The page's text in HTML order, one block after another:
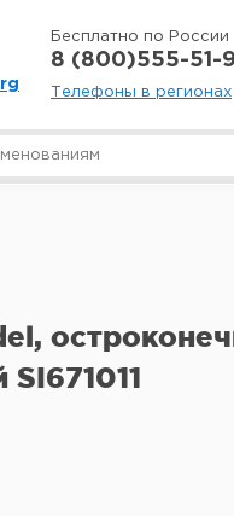
Бесплатно по России
8 (800)555-51-
Телефоны в регионах